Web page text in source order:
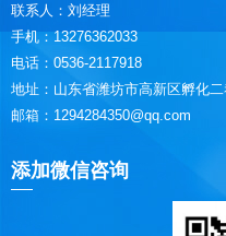
联系人：刘经理
手机：13276362033
电话：0536-2117918
地址：山东省潍坊市高新区孵化
邮箱：1294284350@qq.com
添加微信咨询